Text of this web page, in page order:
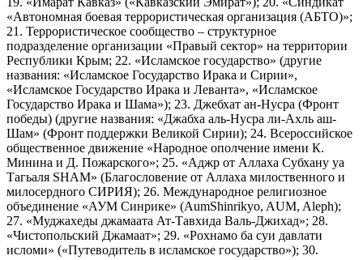
«Автономная боевая террористическая организация (АБТО)»;
21. Террористическое сообщество – структурное
подразделение организации «Правый сектор» на территории
Республики Крым; 22. «Исламское государство» (другие
названия: «Исламское Государство Ирака и Сирии»,
«Исламское Государство Ирака и Леванта», «Исламское
Государство Ирака и Шама»); 23. Джебхат ан-Нусра (Фронт
победы) (другие названия: «Джабха аль-Нусра ли-Ахль аш-
Шам» (Фронт поддержки Великой Сирии); 24. Всероссийское
общественное движение «Народное ополчение имени К.
Минина и Д. Пожарского»; 25. «Аджр от Аллаха Субхану уа
Тагьаля SHAM» (Благословение от Аллаха милоственного и
милосердного СИРИЯ); 26. Международное религиозное
объединение «АУМ Синрике» (AumShinrikyo, AUM, Aleph);
27. «Муджахеды джамаата Ат-Тавхида Валь-Джихад»; 28.
«Чистопольский Джамаат»; 29. «Рохнамо ба суи давлати
исломи» («Путеводитель в исламское государство»); 30.